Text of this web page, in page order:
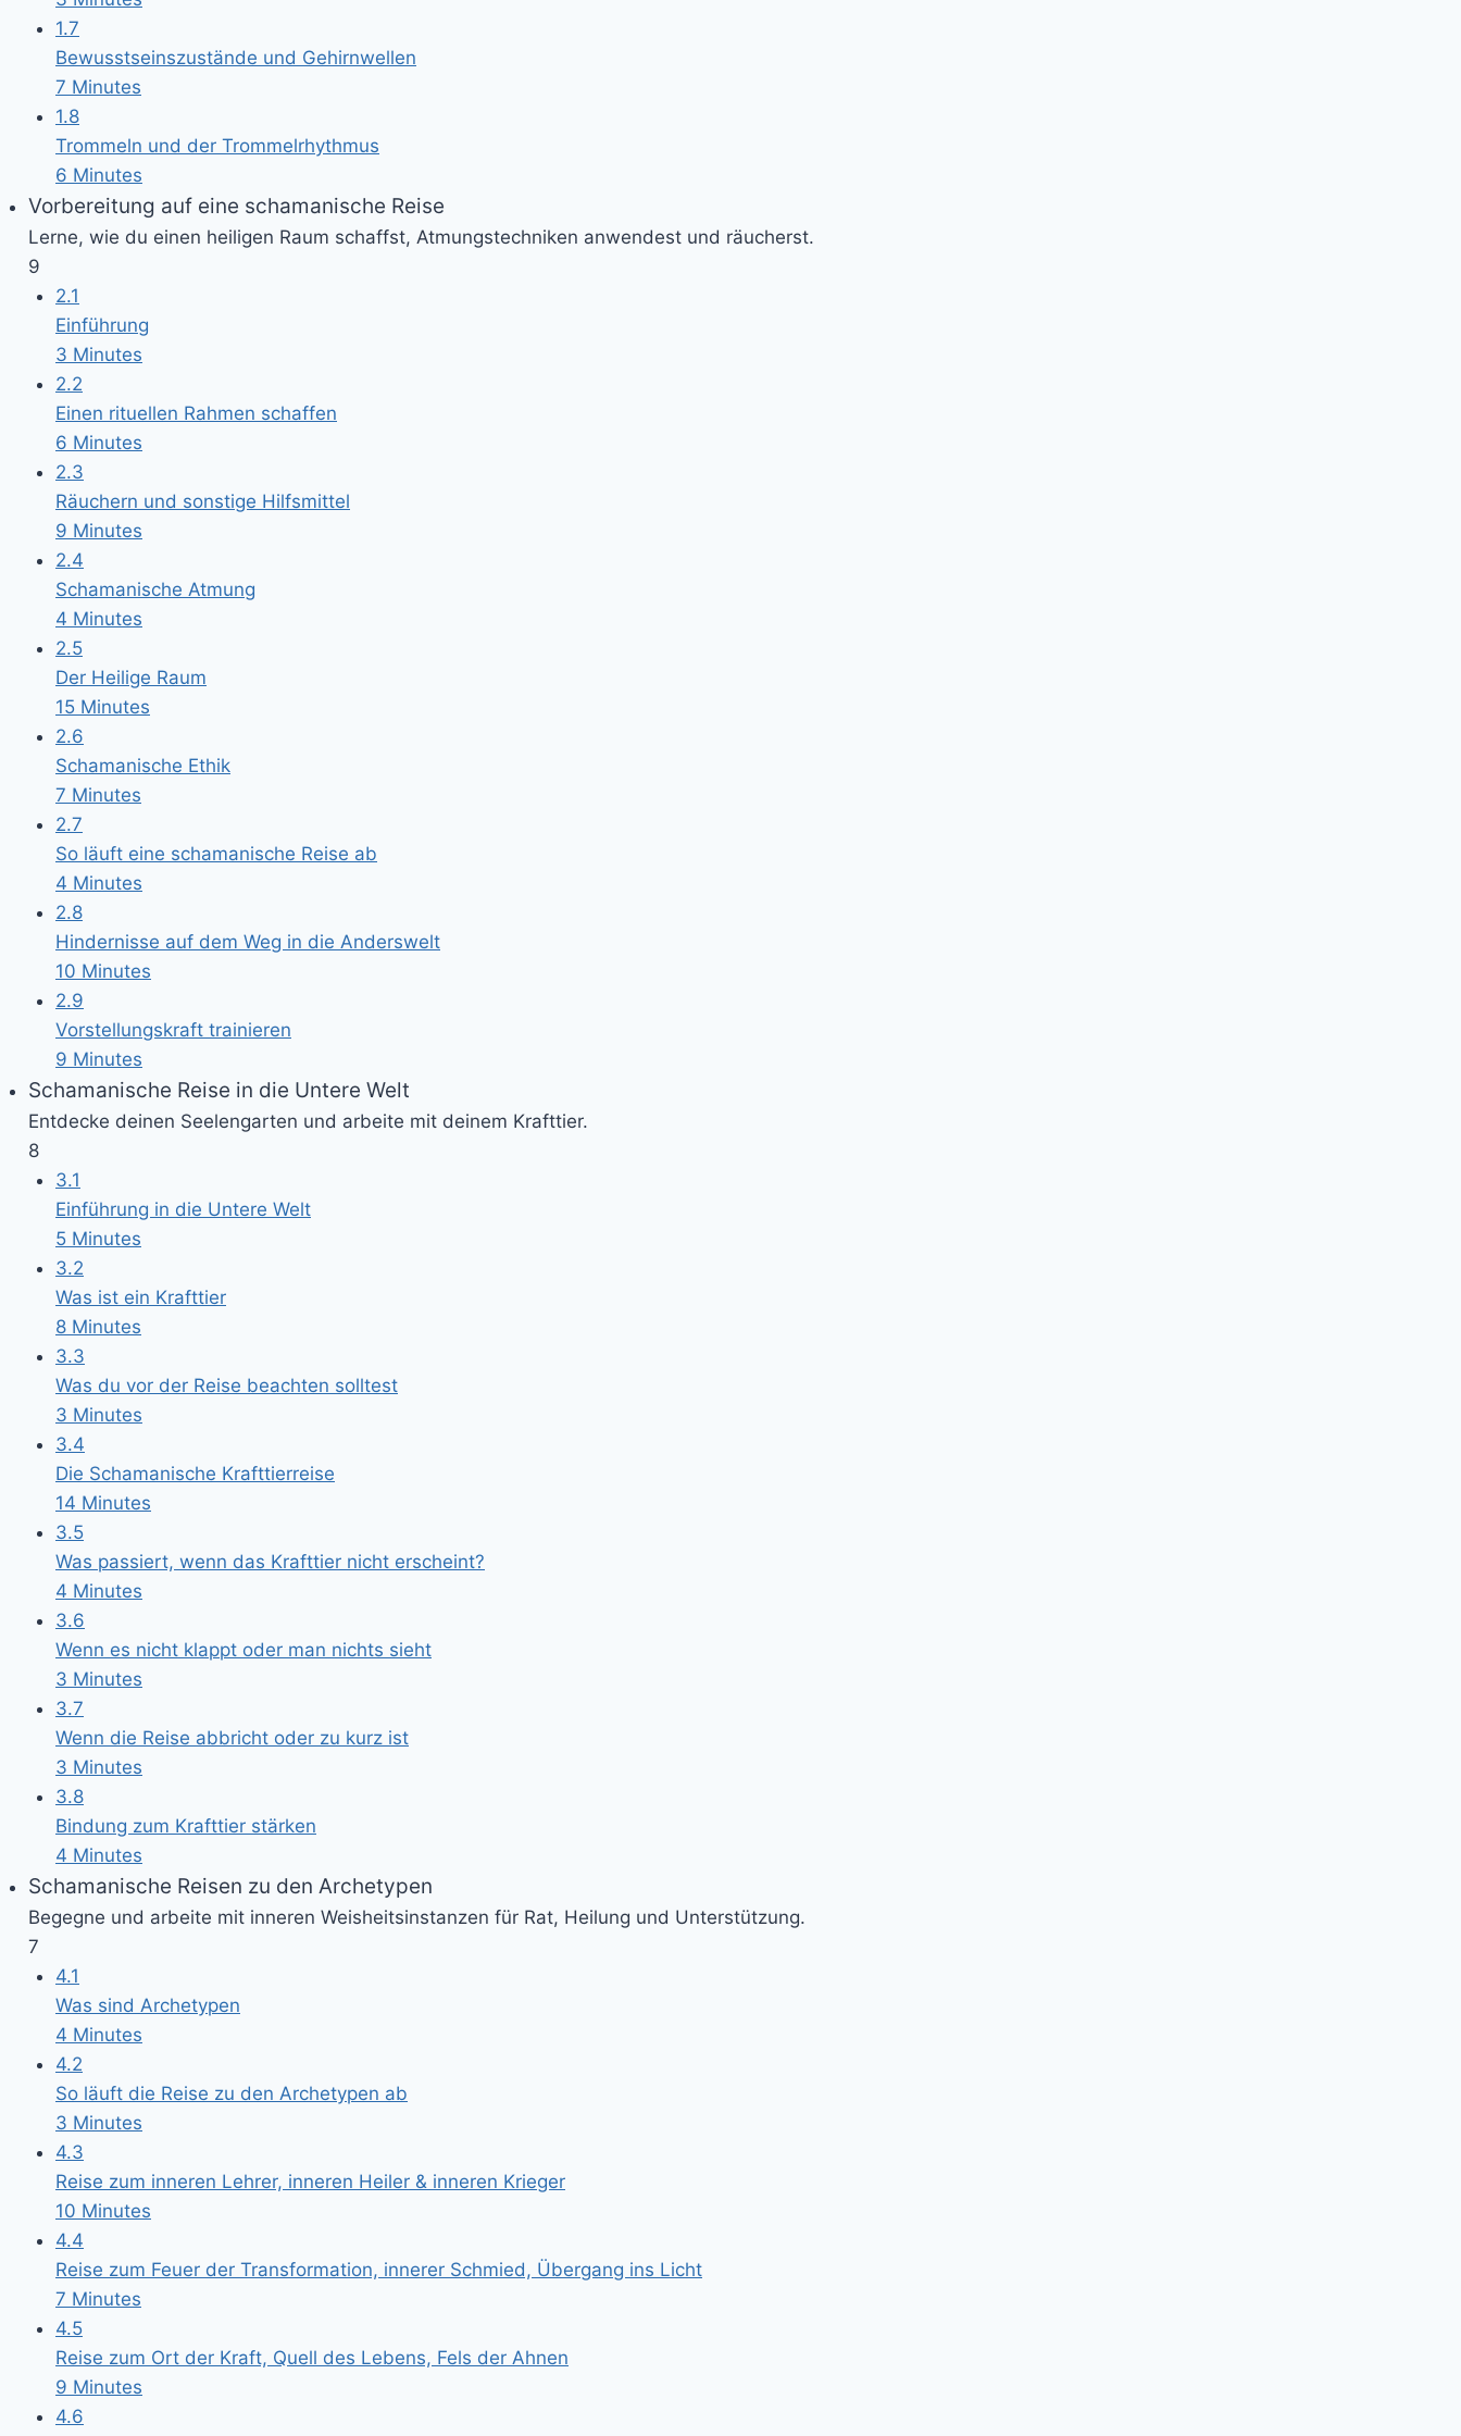
1.7
Bewusstseinszustände und Gehirnwellen
7 Minutes
1.8
Trommeln und der Trommelrhythmus
6 Minutes
Vorbereitung auf eine schamanische Reise
Lerne, wie du einen heiligen Raum schaffst, Atmungstechniken anwendest und räucherst.
9
2.1
Einführung
3 Minutes
2.2
Einen rituellen Rahmen schaffen
6 Minutes
2.3
Räuchern und sonstige Hilfsmittel
9 Minutes
2.4
Schamanische Atmung
4 Minutes
2.5
Der Heilige Raum
15 Minutes
2.6
Schamanische Ethik
7 Minutes
2.7
So läuft eine schamanische Reise ab
4 Minutes
2.8
Hindernisse auf dem Weg in die Anderswelt
10 Minutes
2.9
Vorstellungskraft trainieren
9 Minutes
Schamanische Reise in die Untere Welt
Entdecke deinen Seelengarten und arbeite mit deinem Krafttier.
8
3.1
Einführung in die Untere Welt
5 Minutes
3.2
Was ist ein Krafttier
8 Minutes
3.3
Was du vor der Reise beachten solltest
3 Minutes
3.4
Die Schamanische Krafttierreise
14 Minutes
3.5
Was passiert, wenn das Krafttier nicht erscheint?
4 Minutes
3.6
Wenn es nicht klappt oder man nichts sieht
3 Minutes
3.7
Wenn die Reise abbricht oder zu kurz ist
3 Minutes
3.8
Bindung zum Krafttier stärken
4 Minutes
Schamanische Reisen zu den Archetypen
Begegne und arbeite mit inneren Weisheitsinstanzen für Rat, Heilung und Unterstützung.
7
4.1
Was sind Archetypen
4 Minutes
4.2
So läuft die Reise zu den Archetypen ab
3 Minutes
4.3
Reise zum inneren Lehrer, inneren Heiler & inneren Krieger
10 Minutes
4.4
Reise zum Feuer der Transformation, innerer Schmied, Übergang ins Licht
7 Minutes
4.5
Reise zum Ort der Kraft, Quell des Lebens, Fels der Ahnen
9 Minutes
4.6